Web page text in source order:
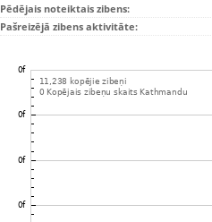
Pēdējais noteiktais zibens:
Pašreizējā zibens aktivitāte: